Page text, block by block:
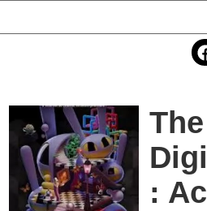
Economie
Services
Contacts
: